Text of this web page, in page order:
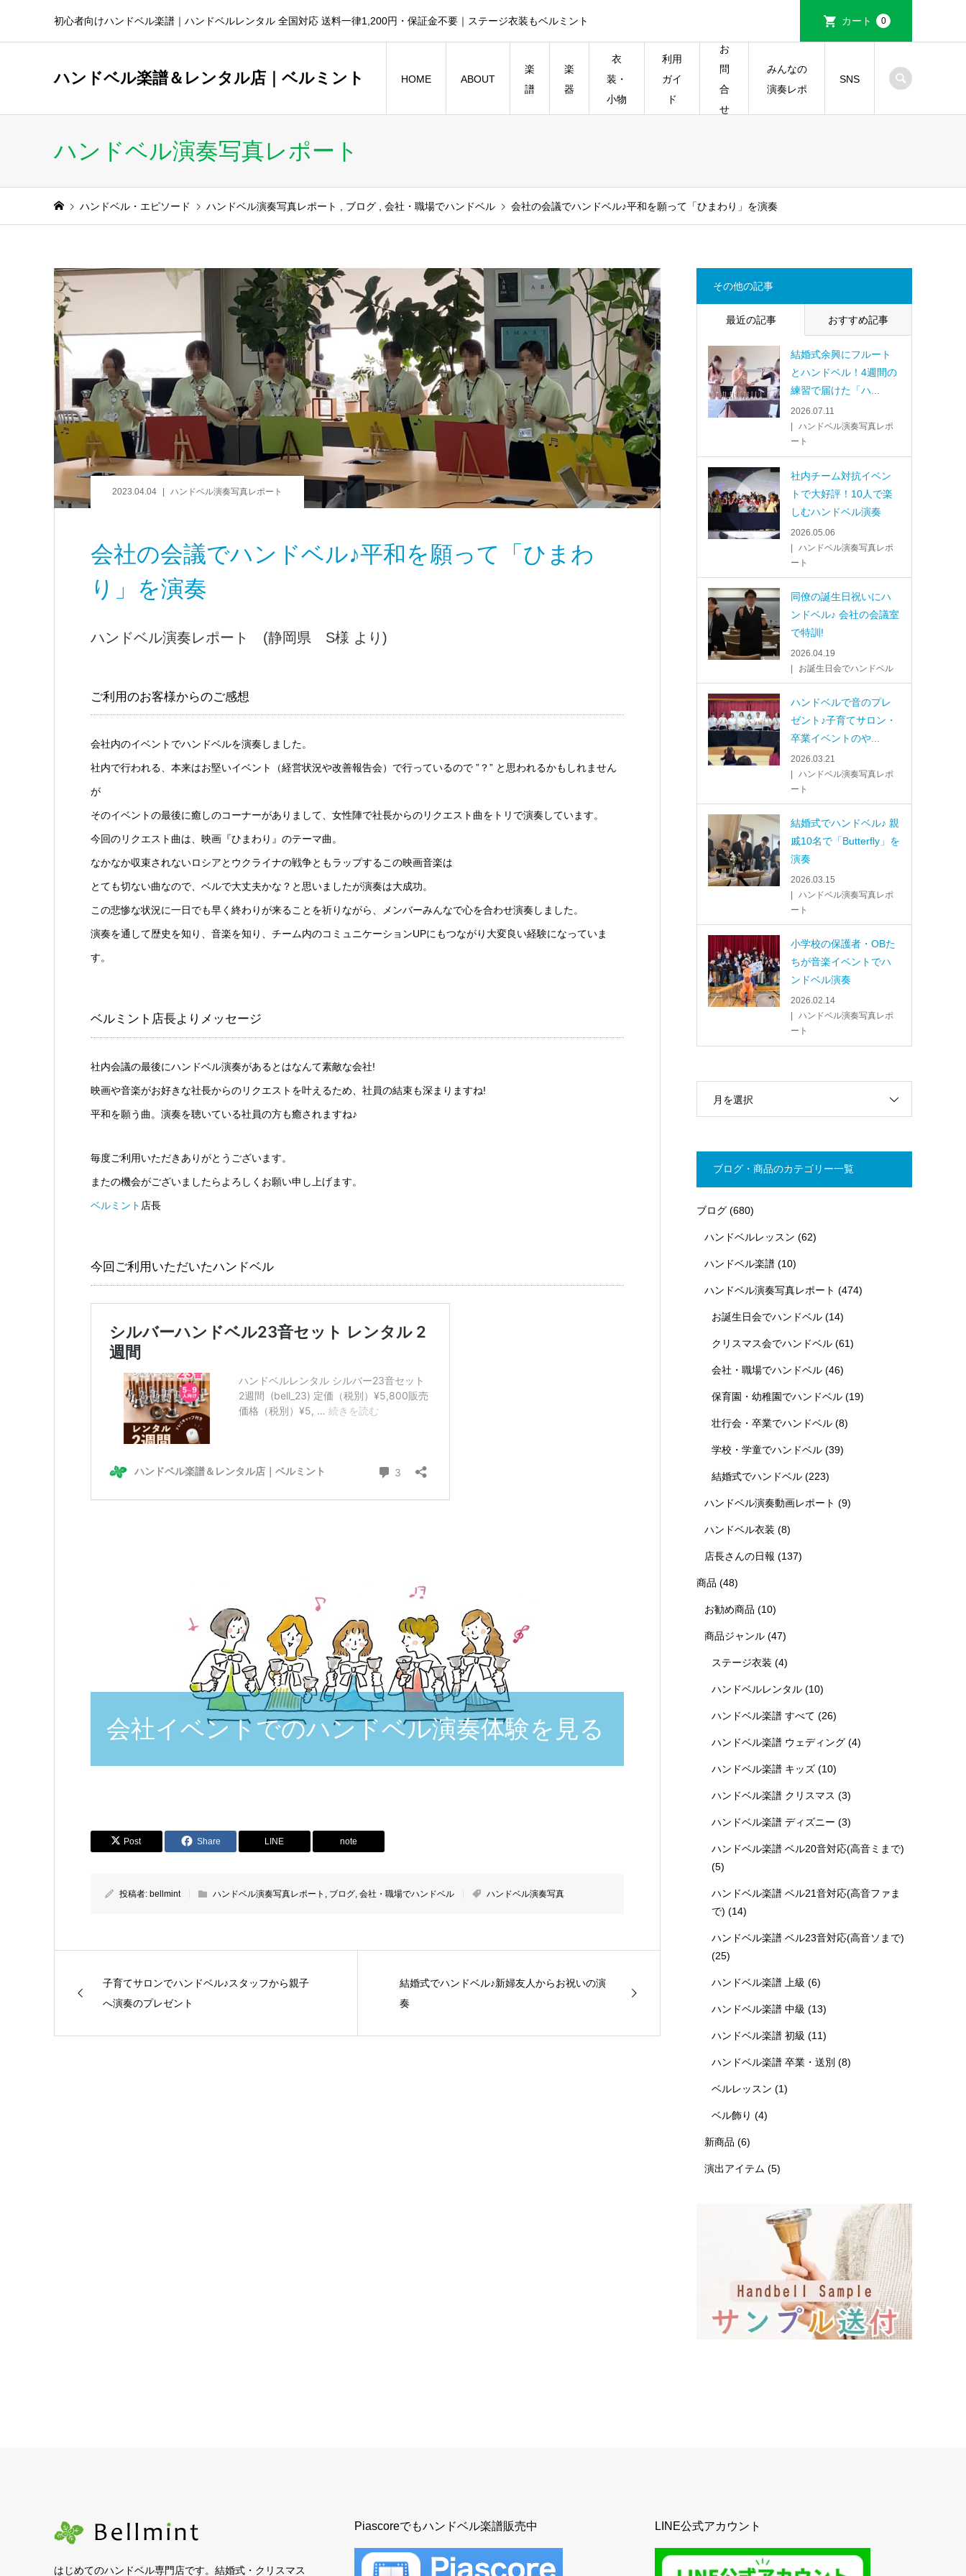
初心者向けハンドベル楽譜｜ハンドベルレンタル 全国対応 送料一律1,200円・保証金不要｜ステージ衣装もベルミント カート 0
ハンドベル楽譜＆レンタル店｜ベルミント HOME ABOUT
楽
譜
楽
器
衣
装・
小物
利用
ガイ
ド
お
問
合
せ
みんなの
演奏レポ
SNS
ハンドベル演奏写真レポート
ハンドベル・エピソード ハンドベル演奏写真レポート ブログ 会社・職場でハンドベル 会社の会議でハンドベル♪平和を願って「ひまわり」を演奏
2023.04.04 ハンドベル演奏写真レポート
会社の会議でハンドベル♪平和を願って「ひまわ
り」を演奏
ハンドベル演奏レポート (静岡県 S様 より)
ご利用のお客様からのご感想
会社内のイベントでハンドベルを演奏しました。
社内で行われる、本来はお堅いイベント（経営状況や改善報告会）で行っているので ”？” と思われるかもしれません
が
そのイベントの最後に癒しのコーナーがありまして、女性陣で社長からのリクエスト曲をトリで演奏しています。
今回のリクエスト曲は、映画『ひまわり』のテーマ曲。
なかなか収束されないロシアとウクライナの戦争ともラップするこの映画音楽は
とても切ない曲なので、ベルで大丈夫かな？と思いましたが演奏は大成功。
この悲惨な状況に一日でも早く終わりが来ることを祈りながら、メンバーみんなで心を合わせ演奏しました。
演奏を通して歴史を知り、音楽を知り、チーム内のコミュニケーションUPにもつながり大変良い経験になっていま
す。
ベルミント店長よりメッセージ
社内会議の最後にハンドベル演奏があるとはなんて素敵な会社!
映画や音楽がお好きな社長からのリクエストを叶えるため、社員の結束も深まりますね!
平和を願う曲。演奏を聴いている社員の方も癒されますね♪
毎度ご利用いただきありがとうございます。
またの機会がございましたらよろしくお願い申し上げます。
ベルミント 店長
今回ご利用いただいたハンドベル
会社イベントでのハンドベル演奏体験を見る
Post Share LINE note
投稿者: bellmint ハンドベル演奏写真レポート , ブログ, 会社・職場でハンドベル ハンドベル演奏写真
子育てサロンでハンドベル♪スタッフから親子
へ演奏のプレゼント
結婚式でハンドベル♪新婦友人からお祝いの演
奏
その他の記事
最近の記事 おすすめ記事
結婚式余興にフルート
とハンドベル！4週間の
練習で届けた「ハ...
2026.07.11
ハンドベル演奏写真レポ
ート
社内チーム対抗イベン
トで大好評！10人で楽
しむハンドベル演奏
2026.05.06
ハンドベル演奏写真レポ
ート
同僚の誕生日祝いにハ
ンドベル♪ 会社の会議室
で特訓!
2026.04.19
お誕生日会でハンドベル
ハンドベルで音のプレ
ゼント♪子育てサロン・
卒業イベントのや...
2026.03.21
ハンドベル演奏写真レポ
ート
結婚式でハンドベル♪ 親
戚10名で「Butterfly」を
演奏
2026.03.15
ハンドベル演奏写真レポ
ート
小学校の保護者・OBた
ちが音楽イベントでハ
ンドベル演奏
2026.02.14
ハンドベル演奏写真レポ
ート
月を選択
ブログ・商品のカテゴリー一覧
ブログ (680)
ハンドベルレッスン (62)
ハンドベル楽譜(10)
ハンドベル演奏写真レポート (474)
お誕生日会でハンドベル (14)
クリスマス会でハンドベル (61)
会社・職場でハンドベル (46)
保育園・幼稚園でハンドベル (19)
壮行会・卒業でハンドベル (8)
学校・学童でハンドベル (39)
結婚式でハンドベル (223)
ハンドベル演奏動画レポート (9)
ハンドベル衣装 (8)
店長さんの日報 (137)
商品 (48)
お勧め商品 (10)
商品ジャンル(47)
ステージ衣装 (4)
ハンドベルレンタル (10)
ハンドベル楽譜 すべて (26)
ハンドベル楽譜 ウェディング (4)
ハンドベル楽譜 キッズ (10)
ハンドベル楽譜 クリスマス (3)
ハンドベル楽譜 ディズニー (3)
ハンドベル楽譜 ベル20音対応(高音ミまで)
(5)
ハンドベル楽譜 ベル21音対応(高音ファま
で) (14)
ハンドベル楽譜 ベル23音対応(高音ソまで)
(25)
ハンドベル楽譜 上級 (6)
ハンドベル楽譜 中級 (13)
ハンドベル楽譜 初級 (11)
ハンドベル楽譜 卒業・送別 (8)
ベルレッスン (1)
ベル飾り (4)
新商品 (6)
演出アイテム (5)
はじめてのハンドベル専門店です。結婚式・クリスマス
Piascoreでもハンドベル楽譜販売中 LINE公式アカウント